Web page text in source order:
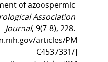
of azoospermic
Association
Journal, 9(7-8), 228.
articles/PM
C4537331/]